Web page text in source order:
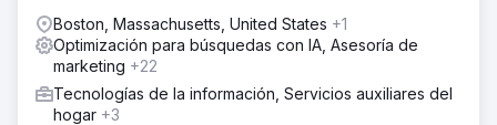
Boston, Massachusetts, United States +1
Optimización para búsquedas con IA, Asesoría de
marketing +22
Tecnologías de la información, Servicios auxiliares del
hogar +3